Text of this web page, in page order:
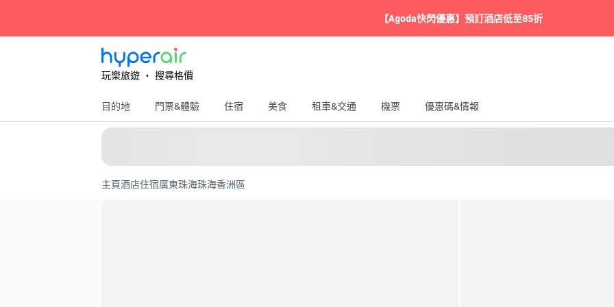
【Agoda快閃優惠】預訂酒店低至85折
玩樂旅遊 ‧ 搜尋格價
目的地 門票&體驗 住宿 美食 租車&交通 機票 優惠碼&情報
主頁酒店住宿廣東珠海珠海香洲區